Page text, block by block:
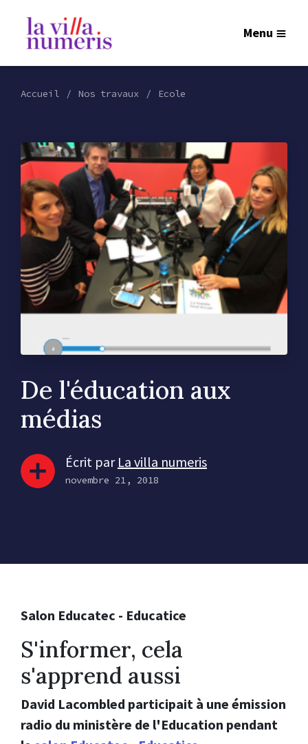
Menu
Accueil Nos travaux Ecole
De l'éducation aux
médias
Écrit par La villa numeris
novembre 21, 2018
Salon Educatec - Educatice
S'informer, cela
s'apprend aussi
David Lacombled participait à une émission
radio du ministère de l'Education pendant